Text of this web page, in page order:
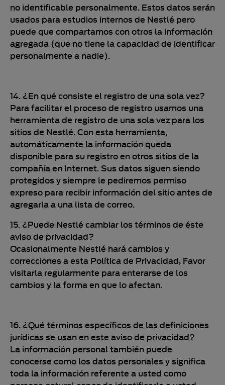
no identificable personalmente. Estos datos serán
usados para estudios internos de Nestlé pero
puede que compartamos con otros la información
agregada (que no tiene la capacidad de identificar
personalmente a nadie).
14. ¿En qué consiste el registro de una sola vez?
Para facilitar el proceso de registro usamos una
herramienta de registro de una sola vez para los
sitios de Nestlé. Con esta herramienta,
automáticamente la información queda
disponible para su registro en otros sitios de la
compañía en Internet. Sus datos siguen siendo
protegidos y siempre le pediremos permiso
expreso para recibir información del sitio antes de
agregarla a una lista de correo.
15. ¿Puede Nestlé cambiar los términos de éste
aviso de privacidad?
Ocasionalmente Nestlé hará cambios y
correcciones a esta Política de Privacidad, Favor
visitarla regularmente para enterarse de los
cambios y la forma en que lo afectan.
16. ¿Qué términos específicos de las definiciones
jurídicas se usan en este aviso de privacidad?
La información personal también puede
conocerse como los datos personales y significa
toda la información referente a usted como